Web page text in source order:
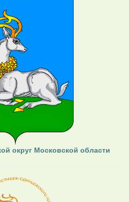
округ Московской области